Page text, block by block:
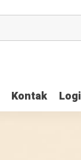
Kontak